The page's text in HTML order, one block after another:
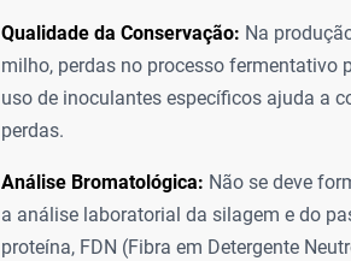
Qualidade da Conservação: Na
milho, perdas no processo fermentativo
uso de inoculantes específicos ajuda a
perdas.
Análise Bromatológica: Não se deve
a análise laboratorial da silagem e do
proteína, FDN (Fibra em Detergente